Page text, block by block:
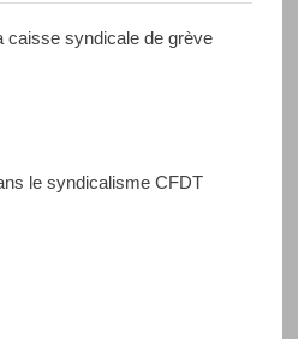
caisse syndicale de grève
le syndicalisme CFDT